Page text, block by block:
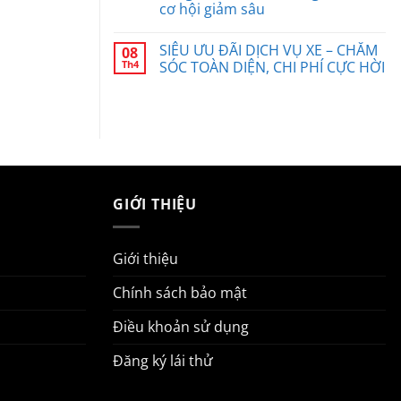
cơ hội giảm sâu
08
Th4
SIÊU ƯU ĐÃI DỊCH VỤ XE – CHĂM
SÓC TOÀN DIỆN, CHI PHÍ CỰC HỜI
GIỚI THIỆU
Giới thiệu
Chính sách bảo mật
Điều khoản sử dụng
Đăng ký lái thử